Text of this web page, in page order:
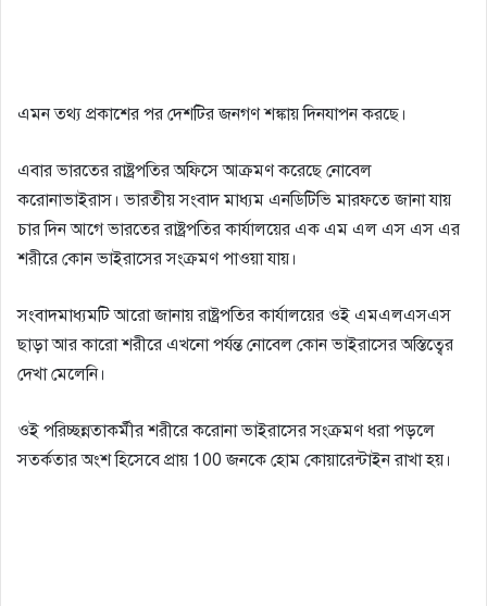
এমন তথ্য প্রকাশের পর দেশটির জনগণ শঙ্কায় দিনযাপন করছে।
এবার ভারতের রাষ্ট্রপতির অফিসে আক্রমণ করেছে নোবেল
করোনাভাইরাস। ভারতীয় সংবাদ মাধ্যম এনডিটিভি মারফতে জানা যায়
চার দিন আগে ভারতের রাষ্ট্রপতির কার্যালয়ের এক এম এল এস এস এর
শরীরে কোন ভাইরাসের সংক্রমণ পাওয়া যায়।
সংবাদমাধ্যমটি আরো জানায় রাষ্ট্রপতির কার্যালয়ের ওই এমএলএসএস
ছাড়া আর কারো শরীরে এখনো পর্যন্ত নোবেল কোন ভাইরাসের অস্তিত্বের
দেখা মেলেনি।
ওই পরিচ্ছন্নতাকর্মীর শরীরে করোনা ভাইরাসের সংক্রমণ ধরা পড়লে
সতর্কতার অংশ হিসেবে প্রায় 100 জনকে হোম কোয়ারেন্টাইন রাখা হয়।